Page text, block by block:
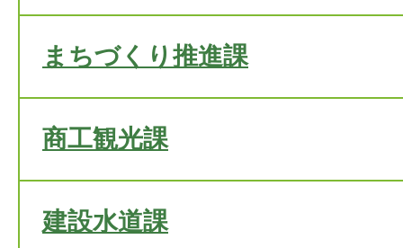
まちづくり推進課
商工観光課
建設水道課